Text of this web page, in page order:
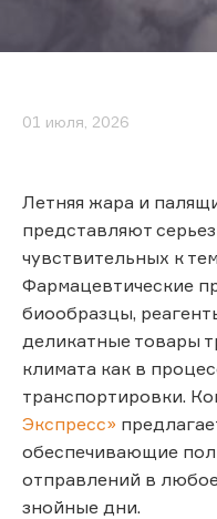
01 июля, 2026
Летняя жара и
представляют
чувствительных к
Фармацевтические
биообразцы,
деликатные товары
климата как в
транспортировки.
Экспресс»
обеспечивающие
отправлений в
знойные дни.